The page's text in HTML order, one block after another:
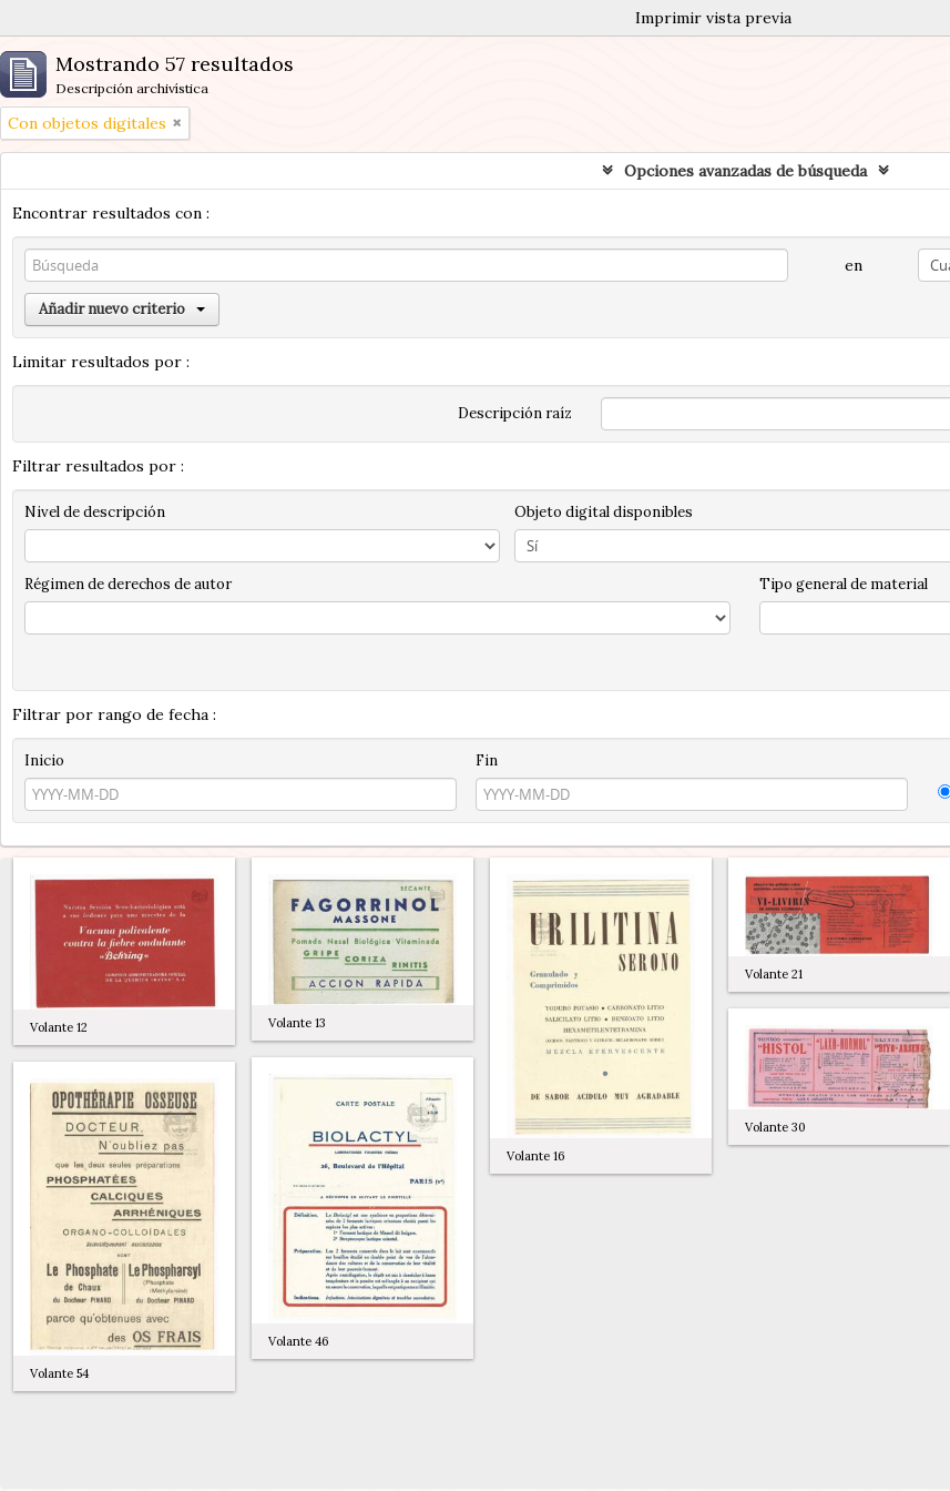
Imprimir vista previa
Mostrando 57 resultados
Descripción archivística
Con objetos digitales
Opciones avanzadas de búsqueda
Encontrar resultados con :
en
Añadir nuevo criterio
Limitar resultados por :
Descripción raíz
Filtrar resultados por :
Nivel de descripción Objeto digital disponibles
Régimen de derechos de autor Tipo general de material
Filtrar por rango de fecha :
Inicio
Fin
Volante 12 Volante 13
Volante 16
Volante 21
Volante 30
Volante 46
Volante 54